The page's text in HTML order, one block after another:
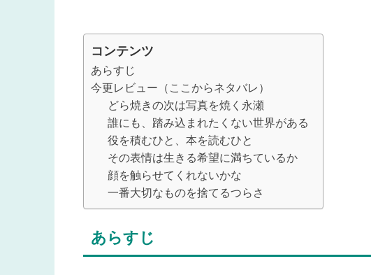
コンテンツ
あらすじ
今更レビュー（ここからネタバレ）
どら焼きの次は写真を焼く永瀬
誰にも、踏み込まれたくない世界がある
役を積むひと、本を読むひと
その表情は生きる希望に満ちているか
顔を触らせてくれないかな
一番大切なものを捨てるつらさ
あらすじ